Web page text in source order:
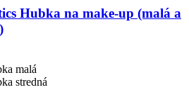
Hubka na make-​up (malá a
malá
stredná